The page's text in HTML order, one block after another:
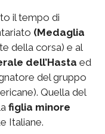
il tempo di
(Medaglia
della corsa) e al
dell’Hasta ed
del gruppo
Quella del
figlia minore
Italiane.